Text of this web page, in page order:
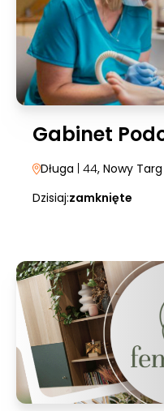
Gabinet
Długa | 44, Nowy Targ
Dzisiaj:zamknięte